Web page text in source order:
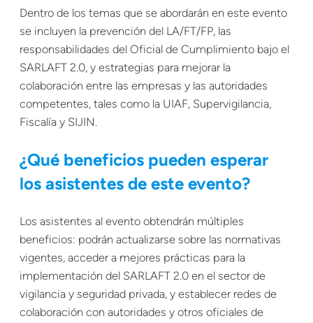
Dentro de los temas que se abordarán en este evento
se incluyen la prevención del LA/FT/FP, las
responsabilidades del Oficial de Cumplimiento bajo el
SARLAFT 2.0, y estrategias para mejorar la
colaboración entre las empresas y las autoridades
competentes, tales como la UIAF, Supervigilancia,
Fiscalía y SIJIN.
¿Qué beneficios pueden esperar
los asistentes de este evento?
Los asistentes al evento obtendrán múltiples
beneficios: podrán actualizarse sobre las normativas
vigentes, acceder a mejores prácticas para la
implementación del SARLAFT 2.0 en el sector de
vigilancia y seguridad privada, y establecer redes de
colaboración con autoridades y otros oficiales de